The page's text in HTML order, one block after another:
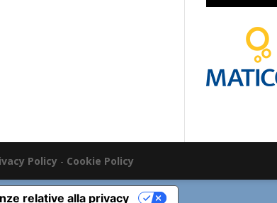
Policy - Cookie Policy
relative alla privacy